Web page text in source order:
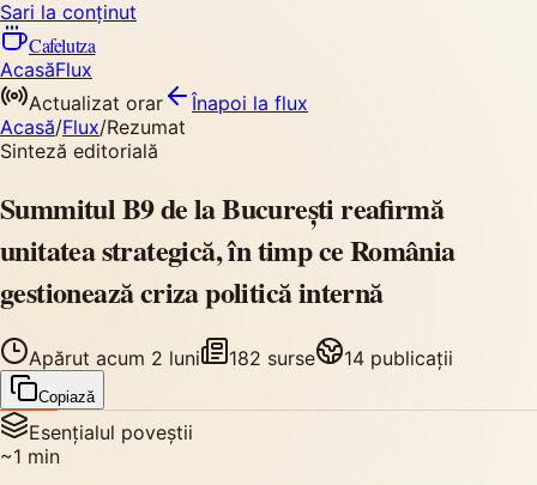
Sari la conținut
Cafelutza
AcasăFlux
Actualizat orar
Înapoi la flux
Acasă/Flux/Rezumat
Sinteză editorială
Summitul B9 de la București reafirmă
unitatea strategică, în timp ce România
gestionează criza politică internă
Apărut acum 2 luni 182 surse 14 publicații
Copiază
Esențialul poveștii
~1 min